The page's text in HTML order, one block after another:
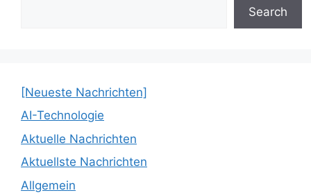
Search
[Neueste Nachrichten]
AI-Technologie
Aktuelle Nachrichten
Aktuellste Nachrichten
Allgemein